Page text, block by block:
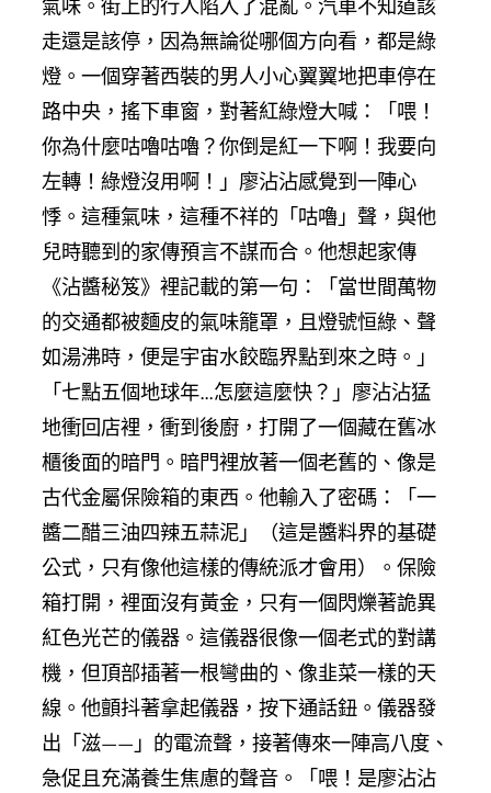
氣味。街上的行人陷入了混亂。汽車不知道該
走還是該停，因為無論從哪個方向看，都是綠
燈。一個穿著西裝的男人小心翼翼地把車停在
路中央，搖下車窗，對著紅綠燈大喊：「喂！
你為什麼咕嚕咕嚕？你倒是紅一下啊！我要向
左轉！綠燈沒用啊！」廖沾沾感覺到一陣心
悸。這種氣味，這種不祥的「咕嚕」聲，與他
兒時聽到的家傳預言不謀而合。他想起家傳
《沾醬秘笈》裡記載的第一句：「當世間萬物
的交通都被麵皮的氣味籠罩，且燈號恒綠、聲
如湯沸時，便是宇宙水餃臨界點到來之時。」
「七點五個地球年…怎麼這麼快？」廖沾沾猛
地衝回店裡，衝到後廚，打開了一個藏在舊冰
櫃後面的暗門。暗門裡放著一個老舊的、像是
古代金屬保險箱的東西。他輸入了密碼：「一
醬二醋三油四辣五蒜泥」（這是醬料界的基礎
公式，只有像他這樣的傳統派才會用）。保險
箱打開，裡面沒有黃金，只有一個閃爍著詭異
紅色光芒的儀器。這儀器很像一個老式的對講
機，但頂部插著一根彎曲的、像韭菜一樣的天
線。他顫抖著拿起儀器，按下通話鈕。儀器發
出「滋——」的電流聲，接著傳來一陣高八度、
急促且充滿養生焦慮的聲音。「喂！是廖沾沾